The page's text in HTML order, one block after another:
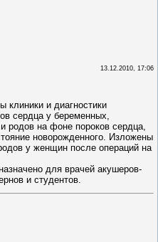
13.12.2010, 17:06
клиники и диагностики
сердца у беременных,
родов на фоне пороков сердца,
новорожденного. Изложены
у женщин после операций на
для врачей акушеров-
и студентов.